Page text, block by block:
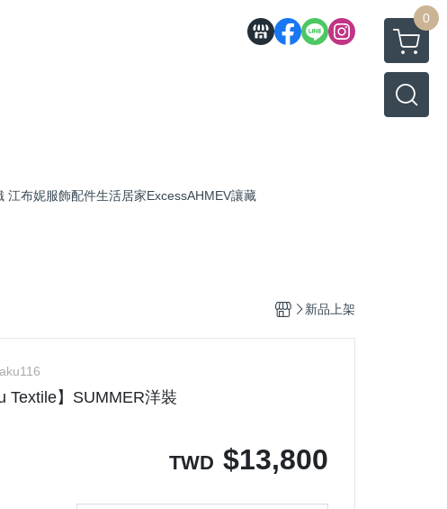
0
江布妮服飾配件生活居家ExcessAHMEV讓藏
新品上架
Textile】SUMMER洋裝
TWD $13,800